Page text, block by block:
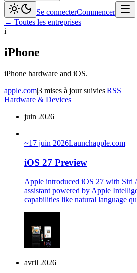
Se connecterCommencer
← Toutes les entreprises
i
iPhone
iPhone hardware and iOS.
apple.com|3 mises à jour suivies|RSS
Hardware & Devices
juin 2026
~17 juin 2026Launchapple.com
iOS 27 Preview
Apple introduced iOS 27 with Siri
assistant powered by Apple
capabilities like natural language
avril 2026